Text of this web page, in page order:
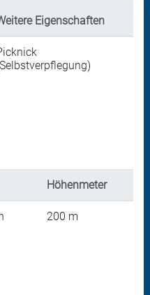
Eigenschaften
Höhenmeter
200 m